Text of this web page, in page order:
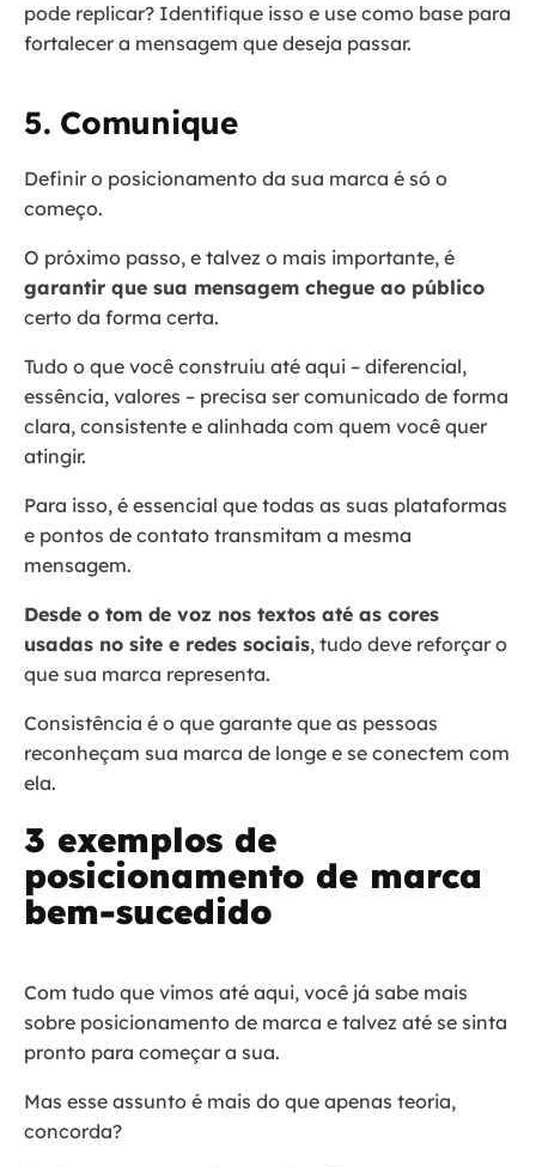
pode replicar? Identifique isso e use como base para
fortalecer a mensagem que deseja passar.
5. Comunique
Definir o posicionamento da sua marca é só o
começo.
O próximo passo, e talvez o mais importante, é
garantir que sua mensagem chegue ao público
certo da forma certa.
Tudo o que você construiu até aqui – diferencial,
essência, valores – precisa ser comunicado de forma
clara, consistente e alinhada com quem você quer
atingir.
Para isso, é essencial que todas as suas plataformas
e pontos de contato transmitam a mesma
mensagem.
Desde o tom de voz nos textos até as cores
usadas no site e redes sociais, tudo deve reforçar o
que sua marca representa.
Consistência é o que garante que as pessoas
reconheçam sua marca de longe e se conectem com
ela.
3 exemplos de
posicionamento de marca
bem-sucedido
Com tudo que vimos até aqui, você já sabe mais
sobre posicionamento de marca e talvez até se sinta
pronto para começar a sua.
Mas esse assunto é mais do que apenas teoria,
concorda?